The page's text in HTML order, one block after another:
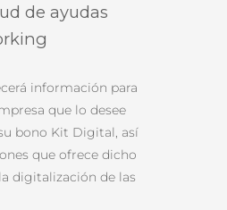
de ayudas
información para
que lo desee
bono Kit Digital, así
que ofrece dicho
digitalización de las